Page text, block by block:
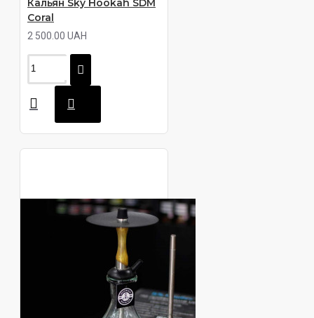
Кальян Sky Hookah SDM
Coral
2 500.00 UAH